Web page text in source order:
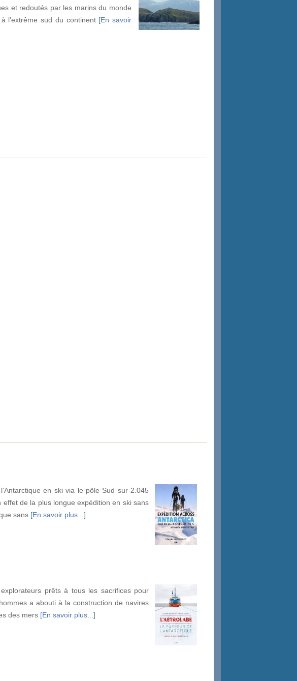
et redoutés par les marins du monde
l’extrême sud du continent [En savoir
en ski via le pôle Sud sur 2.045
de la plus longue expédition en ski sans
sans [En savoir plus...]
prêts à tous les sacrifices pour
a abouti à la construction de navires
des mers [En savoir plus...]